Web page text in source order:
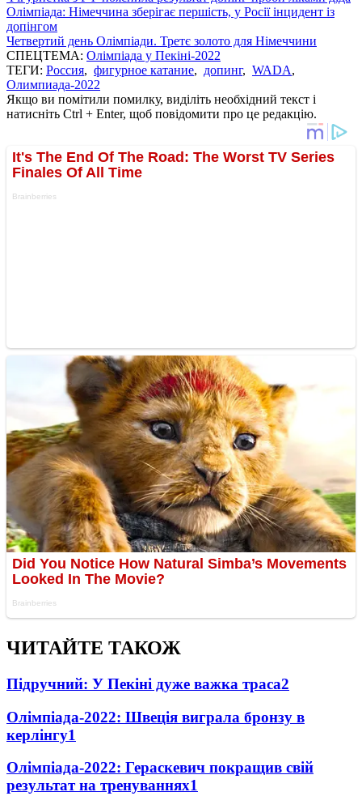
Олімпіада: Німеччина зберігає першість, у Росії інцидент із
допінгом
Четвертий день Олімпіади. Третє золото для Німеччини
СПЕЦТЕМА: Олімпіада у Пекіні-2022
ТЕГИ: Россия, фигурное катание, допинг, WADA,
Олимпиада-2022
Якщо ви помітили помилку, виділіть необхідний текст і
натисніть Ctrl + Enter, щоб повідомити про це редакцію.
ЧИТАЙТЕ ТАКОЖ
Підручний: У Пекіні дуже важка траса2
Олімпіада-2022: Швеція виграла бронзу в
керлінгу1
Олімпіада-2022: Гераскевич покращив свій
результат на тренуваннях1